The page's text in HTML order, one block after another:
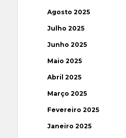
Agosto 2025
Julho 2025
Junho 2025
Maio 2025
Abril 2025
Março 2025
Fevereiro 2025
Janeiro 2025